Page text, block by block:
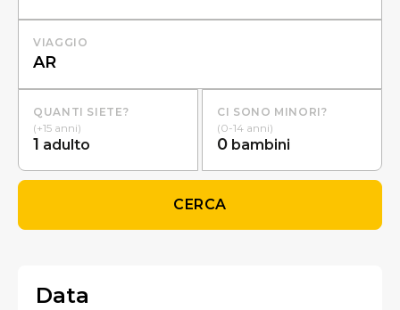
VIAGGIO
QUANTI SIETE?
(+15 anni)
1 adulto
CI SONO MINORI?
(0-14 anni)
0 bambini
CERCA
Data